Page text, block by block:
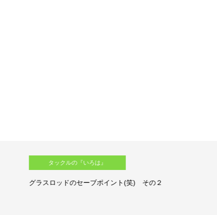
タックルの『いろは』
グラスロッドのセーブポイント(笑) その２